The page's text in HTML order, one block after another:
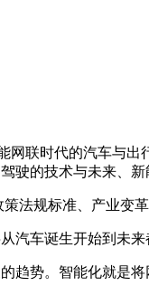
时代的汽车与出
的技术与未来、
规标准、产业变
车诞生开始到未来
势。智能化就是将